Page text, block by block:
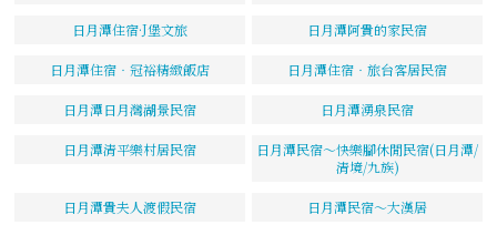
日月潭住宿·J堡文旅 日月潭阿貴的家民宿
日月潭住宿‧冠裕精緻飯店 日月潭住宿‧旅台客居民宿
日月潭日月灣湖景民宿 日月潭湧泉民宿
日月潭清平樂村居民宿
日月潭民宿～快樂腳休閒民宿(日月潭/
清境/九族)
日月潭貴夫人渡假民宿 日月潭民宿～大漢居